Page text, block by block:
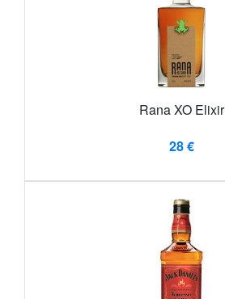
Rana XO Elixir
28 €